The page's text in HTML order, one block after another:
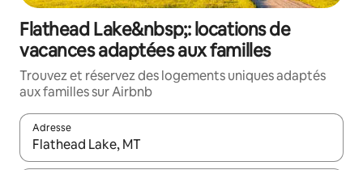
Flathead Lake&nbsp;: locations de
vacances adaptées aux familles
Trouvez et réservez des logements uniques adaptés
aux familles sur Airbnb
Adresse
Lorsque les résultats s'affichent, utilisez les flèches vers le